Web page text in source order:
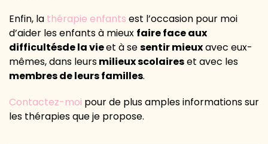
Enfin, la thérapie enfants est l’occasion pour moi
d’aider les enfants à mieux faire face aux
difficultésde la vieet à sesentir mieuxavec eux-
mêmes, dans leursmilieux scolaireset avec les
membres de leurs familles.
Contactez-moi pour de plus amples informations sur
les thérapies que je propose.